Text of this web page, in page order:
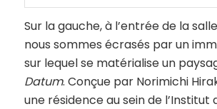
Sur la gauche, à l’entrée de la
nous sommes écrasés par un
sur lequel se matérialise un
Datum. Conçue par Norimichi
une résidence au sein de l’Institut